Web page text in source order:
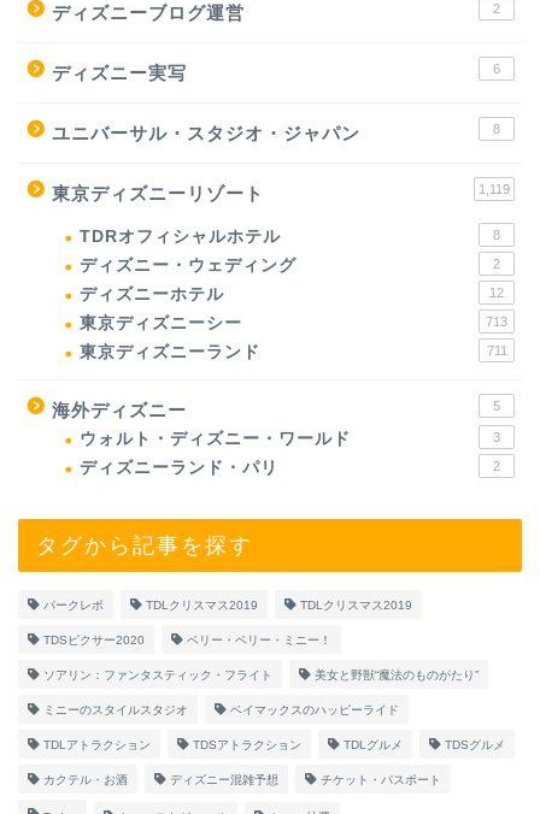
ディズニーブログ運営 2
ディズニー実写 6
ユニバーサル・スタジオ・ジャパン 8
東京ディズニーリゾート 1,119
TDRオフィシャルホテル 8
ディズニー・ウェディング 2
ディズニーホテル 12
東京ディズニーシー 713
東京ディズニーランド 711
海外ディズニー 5
ウォルト・ディズニー・ワールド 3
ディズニーランド・パリ 2
タグから記事を探す
パークレポ TDLクリスマス2019 TDLクリスマス2019
TDSピクサー2020 ベリー・ベリー・ミニー！
ソアリン：ファンタスティック・フライト 美女と野獣“魔法のものがたり”
ミニーのスタイルスタジオ ベイマックスのハッピーライド
TDLアトラクション TDSアトラクション TDLグルメ TDSグルメ
カクテル・お酒 ディズニー混雑予想 チケット・パスポート